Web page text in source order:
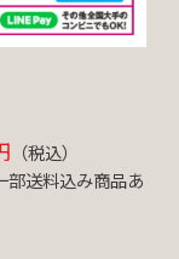
（税込）
部送料込み商品あ